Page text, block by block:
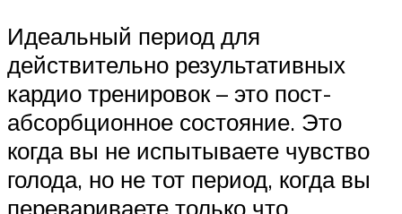
Идеальный период для
действительно результативных
кардио тренировок – это пост-
абсорбционное состояние. Это
когда вы не испытываете чувство
голода, но не тот период, когда вы
перевариваете только что